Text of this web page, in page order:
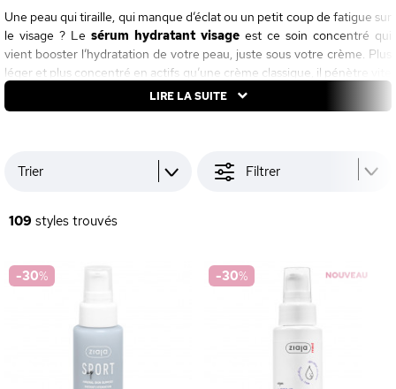
Une peau qui tiraille, qui manque d’éclat ou un petit coup de fatigue sur
le visage ? Le sérum hydratant visage est ce soin concentré qui
vient booster l’hydratation de votre peau, juste sous votre crème. Plus
léger et plus concentré en actifs qu’une crème classique, il pénètre vite
pour offrir un vrai shot de fraîcheur. Chez
BYS Maquillage
une sélection de sérums visage de plusieurs marques, concentrés en
pas cher
pour peau sèche, grasse ou sensible, vous trouverez
LIRE LA SUITE
Filtrer
109 styles trouvés
Trier
-30% -30%
Blush
Rouge à Lèvres